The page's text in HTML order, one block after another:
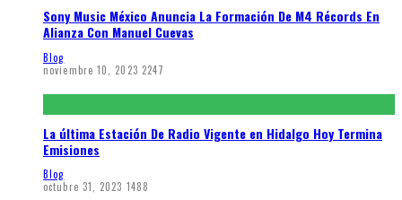
Sony Music México Anuncia La Formación De M4 Récords En
Alianza Con Manuel Cuevas
Blog
noviembre 10, 2023 2247
La última Estación De Radio Vigente en Hidalgo Hoy Termina
Emisiones
Blog
octubre 31, 2023 1488